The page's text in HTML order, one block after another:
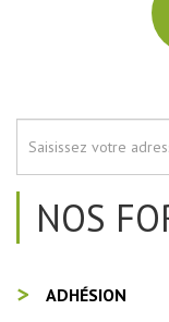
NOS
ADHÉSION